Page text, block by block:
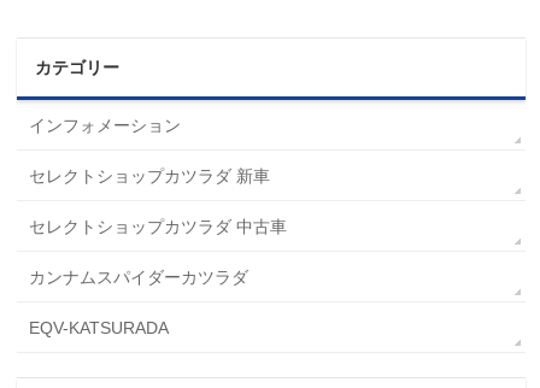
カテゴリー
インフォメーション
セレクトショップカツラダ 新車
セレクトショップカツラダ 中古車
カンナムスパイダーカツラダ
EQV-KATSURADA